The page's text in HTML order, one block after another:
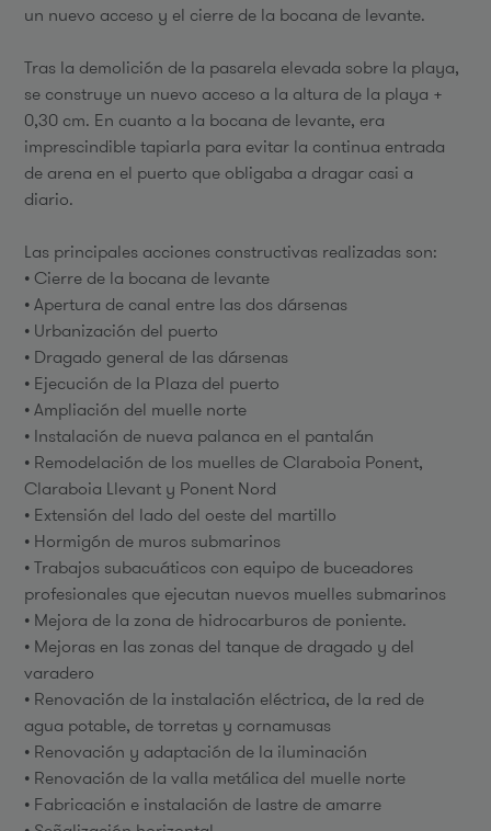
un nuevo acceso y el cierre de la bocana de levante.
Tras la demolición de la pasarela elevada sobre la playa,
se construye un nuevo acceso a la altura de la playa +
0,30 cm. En cuanto a la bocana de levante, era
imprescindible tapiarla para evitar la continua entrada
de arena en el puerto que obligaba a dragar casi a
diario.
Las principales acciones constructivas realizadas son:
• Cierre de la bocana de levante
• Apertura de canal entre las dos dársenas
• Urbanización del puerto
• Dragado general de las dársenas
• Ejecución de la Plaza del puerto
• Ampliación del muelle norte
• Instalación de nueva palanca en el pantalán
• Remodelación de los muelles de Claraboia Ponent,
Claraboia Llevant y Ponent Nord
• Extensión del lado del oeste del martillo
• Hormigón de muros submarinos
• Trabajos subacuáticos con equipo de buceadores
profesionales que ejecutan nuevos muelles submarinos
• Mejora de la zona de hidrocarburos de poniente.
• Mejoras en las zonas del tanque de dragado y del
varadero
• Renovación de la instalación eléctrica, de la red de
agua potable, de torretas y cornamusas
• Renovación y adaptación de la iluminación
• Renovación de la valla metálica del muelle norte
• Fabricación e instalación de lastre de amarre